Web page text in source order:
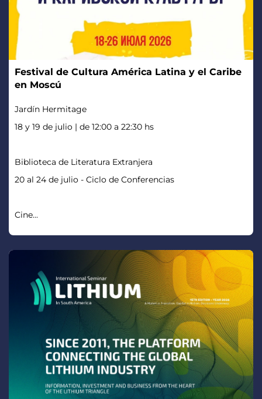
Festival de Cultura América Latina y el Caribe
en Moscú
Jardín Hermitage
18 y 19 de julio | de 12:00 a 22:30 hs
Biblioteca de Literatura Extranjera
20 al 24 de julio - Ciclo de Conferencias
Cine...